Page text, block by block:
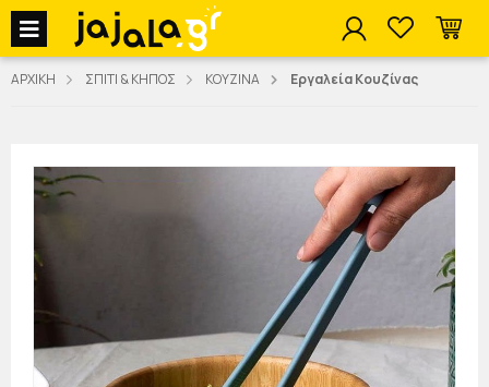
jajala Menu
ΑΡΧΙΚΗ ΣΠΙΤΙ & ΚΗΠΟΣ ΚΟΥΖΙΝΑ Εργαλεία Κουζίνας